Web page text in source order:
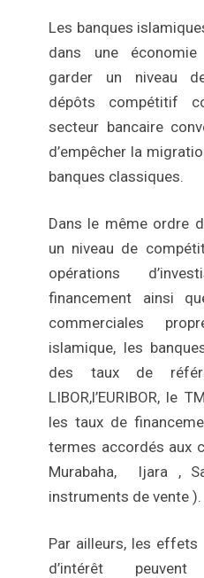
Les banques
dans une
garder un niveau
dépôts compétitif
secteur bancaire
d’empêcher la
banques classiques.
Dans le même ordre
un niveau de
opérations
financement ainsi
commerciales
islamique, les
des taux de
LIBOR,l’EURIBOR,
les taux de
termes accordés aux
Murabaha, Ijara ,
instruments de vente ).
Par ailleurs, les
d’intérêt